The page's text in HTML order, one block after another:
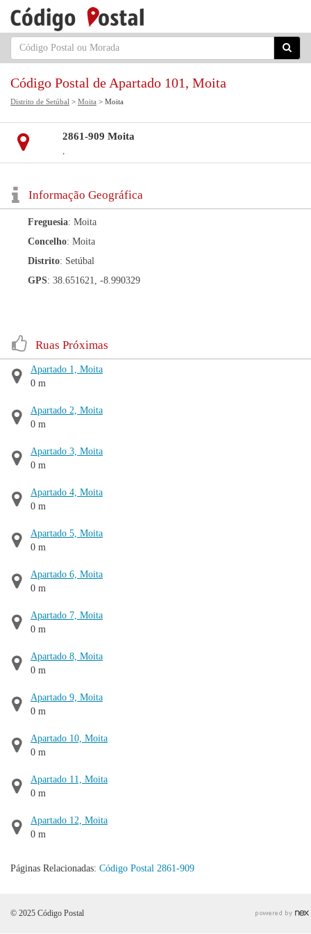
Código Postal de Apartado 101, Moita
Distrito de Setúbal > Moita > Moita
2861-909 Moita
,
Informação Geográfica
Freguesia: Moita
Concelho: Moita
Distrito: Setúbal
GPS: 38.651621, -8.990329
Ruas Próximas
Apartado 1, Moita
0 m
Apartado 2, Moita
0 m
Apartado 3, Moita
0 m
Apartado 4, Moita
0 m
Apartado 5, Moita
0 m
Apartado 6, Moita
0 m
Apartado 7, Moita
0 m
Apartado 8, Moita
0 m
Apartado 9, Moita
0 m
Apartado 10, Moita
0 m
Apartado 11, Moita
0 m
Apartado 12, Moita
0 m
Páginas Relacionadas: Código Postal 2861-909
© 2025 Código Postal